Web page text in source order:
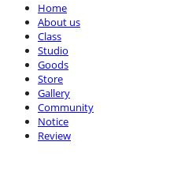
Home
About us
Class
Studio
Goods
Store
Gallery
Community
Notice
Review